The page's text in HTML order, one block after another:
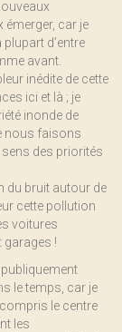
car je
d’entre
avant.
inédite de cette
ici et là ; je
inonde de
nous faisons
sens des priorités
du bruit autour de
cette pollution
voitures
garages !
publiquement
le temps, car je
le centre
les